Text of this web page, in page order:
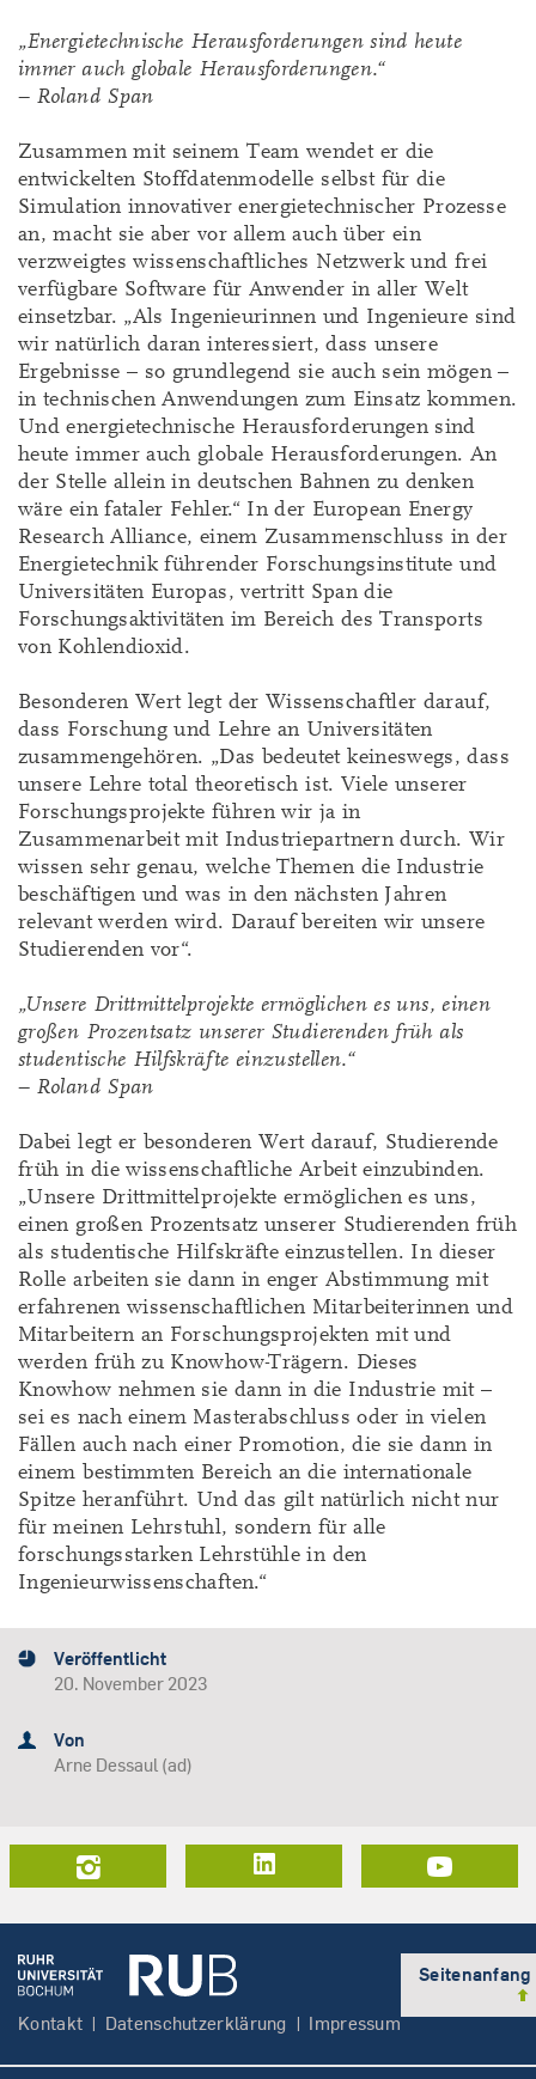
„Energietechnische Herausforderungen sind heute
immer auch globale Herausforderungen.“
– Roland Span
Zusammen mit seinem Team wendet er die
entwickelten Stoffdatenmodelle selbst für die
Simulation innovativer energietechnischer Prozesse
an, macht sie aber vor allem auch über ein
verzweigtes wissenschaftliches Netzwerk und frei
verfügbare Software für Anwender in aller Welt
einsetzbar. „Als Ingenieurinnen und Ingenieure sind
wir natürlich daran interessiert, dass unsere
Ergebnisse – so grundlegend sie auch sein mögen –
in technischen Anwendungen zum Einsatz kommen.
Und energietechnische Herausforderungen sind
heute immer auch globale Herausforderungen. An
der Stelle allein in deutschen Bahnen zu denken
wäre ein fataler Fehler.“ In der European Energy
Research Alliance, einem Zusammenschluss in der
Energietechnik führender Forschungsinstitute und
Universitäten Europas, vertritt Span die
Forschungsaktivitäten im Bereich des Transports
von Kohlendioxid.
Besonderen Wert legt der Wissenschaftler darauf,
dass Forschung und Lehre an Universitäten
zusammengehören. „Das bedeutet keineswegs, dass
unsere Lehre total theoretisch ist. Viele unserer
Forschungsprojekte führen wir ja in
Zusammenarbeit mit Industriepartnern durch. Wir
wissen sehr genau, welche Themen die Industrie
beschäftigen und was in den nächsten Jahren
relevant werden wird. Darauf bereiten wir unsere
Studierenden vor“.
„Unsere Drittmittelprojekte ermöglichen es uns, einen
großen Prozentsatz unserer Studierenden früh als
studentische Hilfskräfte einzustellen.“
– Roland Span
Dabei legt er besonderen Wert darauf, Studierende
früh in die wissenschaftliche Arbeit einzubinden.
„Unsere Drittmittelprojekte ermöglichen es uns,
einen großen Prozentsatz unserer Studierenden früh
als studentische Hilfskräfte einzustellen. In dieser
Rolle arbeiten sie dann in enger Abstimmung mit
erfahrenen wissenschaftlichen Mitarbeiterinnen und
Mitarbeitern an Forschungsprojekten mit und
werden früh zu Knowhow-Trägern. Dieses
Knowhow nehmen sie dann in die Industrie mit –
sei es nach einem Masterabschluss oder in vielen
Fällen auch nach einer Promotion, die sie dann in
einem bestimmten Bereich an die internationale
Spitze heranführt. Und das gilt natürlich nicht nur
für meinen Lehrstuhl, sondern für alle
forschungsstarken Lehrstühle in den
Ingenieurwissenschaften.“
Veröffentlicht
20. November 2023
Von
Arne Dessaul (ad)
Kontakt Datenschutzerklärung Impressum
Seitenanfang